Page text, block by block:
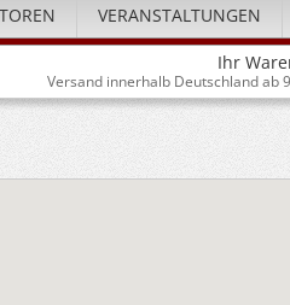
VERANSTALTUNGEN
Ihr
Versand innerhalb Deutschland ab